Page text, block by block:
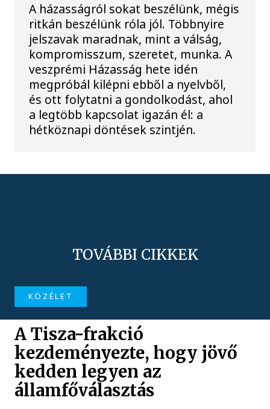
A házasságról sokat beszélünk, mégis
ritkán beszélünk róla jól. Többnyire
jelszavak maradnak, mint a válság,
kompromisszum, szeretet, munka. A
veszprémi Házasság hete idén
megpróbál kilépni ebből a nyelvből,
és ott folytatni a gondolkodást, ahol
a legtöbb kapcsolat igazán él: a
hétköznapi döntések szintjén.
TOVÁBBI CIKKEK
KÖZÉLET
A Tisza-frakció
kezdeményezte, hogy jövő
kedden legyen az
államfőválasztás